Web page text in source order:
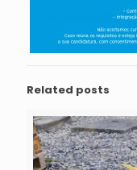
Related posts